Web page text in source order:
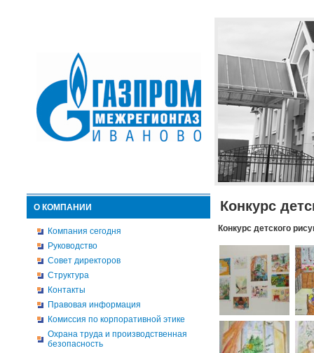
О КОМПАНИИ
Компания сегодня
Руководство
Совет директоров
Структура
Контакты
Правовая информация
Комиссия по корпоративной этике
Охрана труда и производственная
безопасность
Конкурс
Конкурс детского